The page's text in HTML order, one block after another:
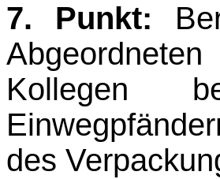
7. Punkt:
Kollegen
des